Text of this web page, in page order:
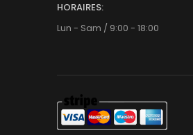
HORAIRES:
Lun - Sam / 9:00 - 18:00